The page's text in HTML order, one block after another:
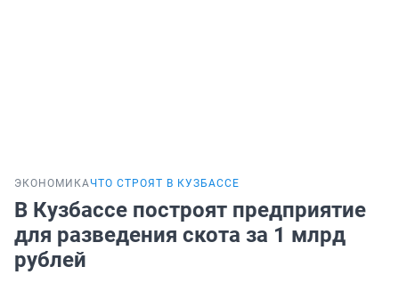
ЭКОНОМИКАЧТО СТРОЯТ В КУЗБАССЕ
В Кузбассе построят предприятие
для разведения скота за 1 млрд
рублей